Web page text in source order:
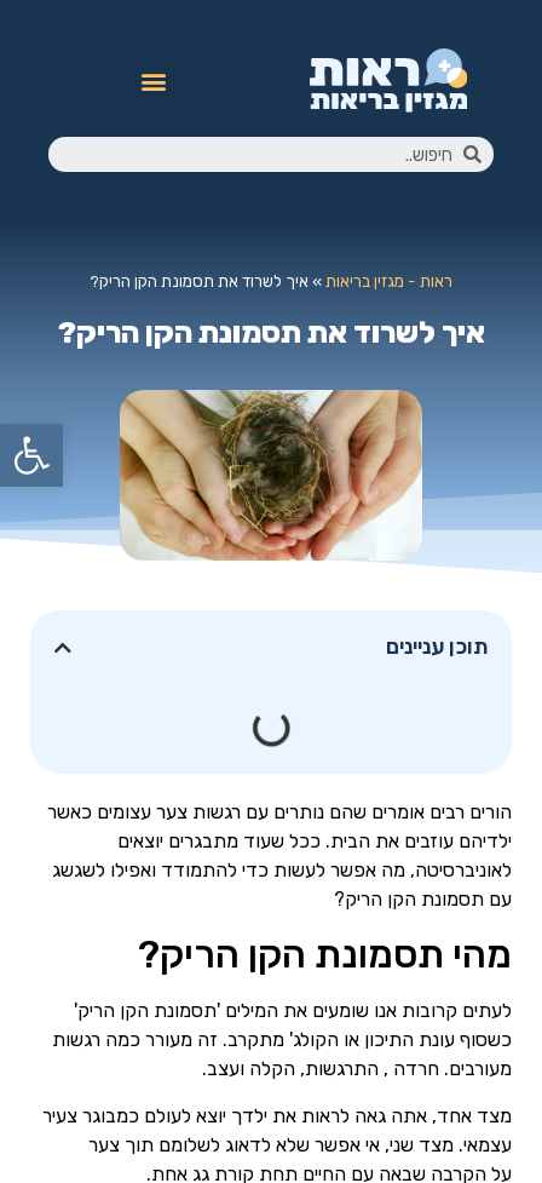
ראות - מגזין בריאות»איך לשרוד את תסמונת הקן הריק?
איך לשרוד את תסמונת הקן הריק?
תוכן עניינים
הורים רבים אומרים שהם נותרים עם רגשות צער עצומים כאשר
ילדיהם עוזבים את הבית. ככל שעוד מתבגרים יוצאים
לאוניברסיטה, מה אפשר לעשות כדי להתמודד ואפילו לשגשג
עם תסמונת הקן הריק?
מהי תסמונת הקן הריק?
לעתים קרובות אנו שומעים את המילים 'תסמונת הקן הריק'
כשסוף עונת התיכון או הקולג' מתקרב. זה מעורר כמה רגשות
מעורבים. חרדה , התרגשות, הקלה ועצב.
מצד אחד, אתה גאה לראות את ילדך יוצא לעולם כמבוגר צעיר
עצמאי. מצד שני, אי אפשר שלא לדאוג לשלומם תוך צער
על הקרבה שבאה עם החיים תחת קורת גג אחת.